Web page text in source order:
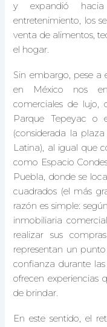
y expandió
entretenimiento, los
venta de alimentos,
el hogar.
Sin embargo, pese a
en México nos
comerciales de lujo,
Parque Tepeyac o
(considerada la
Latina), al igual que
como Espacio
Puebla, donde se
cuadrados (el más
razón es simple:
inmobiliaria
realizar sus
representan un
confianza durante
ofrecen experiencias
de brindar.
En este sentido, el